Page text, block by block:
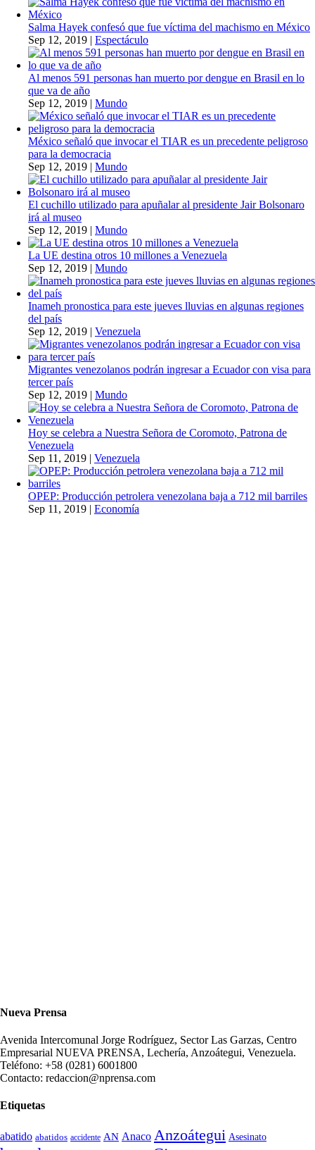
Salma Hayek confesó que fue víctima del machismo en México
Sep 12, 2019 | Espectáculo
Al menos 591 personas han muerto por dengue en Brasil en lo
que va de año
Sep 12, 2019 | Mundo
México señaló que invocar el TIAR es un precedente peligroso
para la democracia
Sep 12, 2019 | Mundo
El cuchillo utilizado para apuñalar al presidente Jair Bolsonaro
irá al museo
Sep 12, 2019 | Mundo
La UE destina otros 10 millones a Venezuela
Sep 12, 2019 | Mundo
Inameh pronostica para este jueves lluvias en algunas regiones
del país
Sep 12, 2019 | Venezuela
Migrantes venezolanos podrán ingresar a Ecuador con visa para
tercer país
Sep 12, 2019 | Mundo
Hoy se celebra a Nuestra Señora de Coromoto, Patrona de
Venezuela
Sep 11, 2019 | Venezuela
OPEP: Producción petrolera venezolana baja a 712 mil barriles
Sep 11, 2019 | Economía
Nueva Prensa
Avenida Intercomunal Jorge Rodríguez, Sector Las Garzas, Centro
Empresarial NUEVA PRENSA, Lechería, Anzoátegui, Venezuela.
Teléfono: +58 (0281) 6001800
Contacto: redaccion@nprensa.com
Etiquetas
abatido abatidos accidente AN Anaco Anzoátegui Asesinato